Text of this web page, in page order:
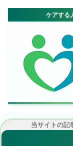
当サイトの記